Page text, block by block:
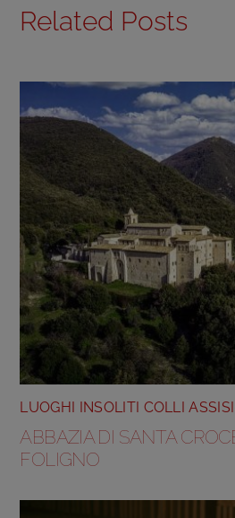
Related Posts
LUOGHI INSOLITI COLLI
ABBAZIA DI SANTA
FOLIGNO